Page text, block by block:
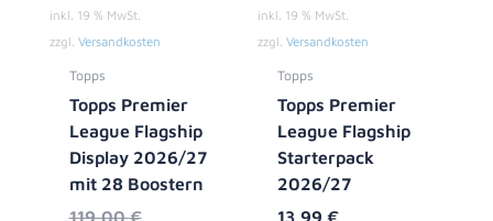
inkl. 19 % MwSt.
zzgl. Versandkosten
Topps
Topps Premier
League Flagship
Display 2026/27
mit 28 Boostern
inkl. 19 % MwSt.
zzgl. Versandkosten
Topps
Topps Premier
League Flagship
Starterpack
2026/27